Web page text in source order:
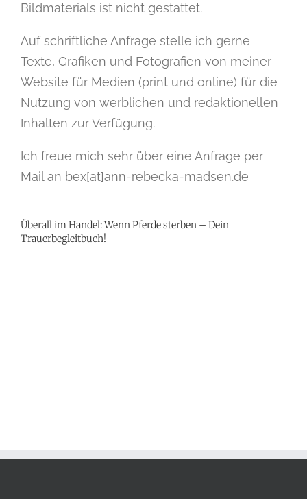
Bildmaterials ist nicht gestattet.
Auf schriftliche Anfrage stelle ich gerne
Texte, Grafiken und Fotografien von meiner
Website für Medien (print und online) für die
Nutzung von werblichen und redaktionellen
Inhalten zur Verfügung.
Ich freue mich sehr über eine Anfrage per
Mail an bex[at]ann-rebecka-madsen.de
Überall im Handel: Wenn Pferde sterben – Dein
Trauerbegleitbuch!